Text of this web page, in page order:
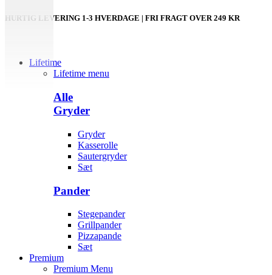
HURTIG LEVERING 1-3 HVERDAGE | FRI FRAGT OVER 249 KR
Lifetime
Lifetime menu
Alle
Gryder
Gryder
Kasserolle
Sautergryder
Sæt
Pander
Stegepander
Grillpander
Pizzapande
Sæt
Premium
Premium Menu